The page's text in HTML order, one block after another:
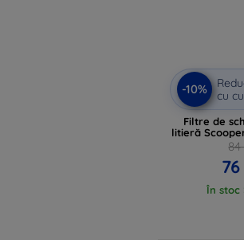
-10%
cu
Filtre de
litieră
În stoc